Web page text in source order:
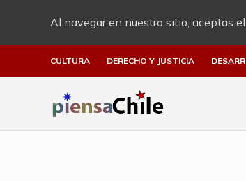
Al navegar en nuestro sitio, aceptas
CULTURA DERECHO Y JUSTICIA